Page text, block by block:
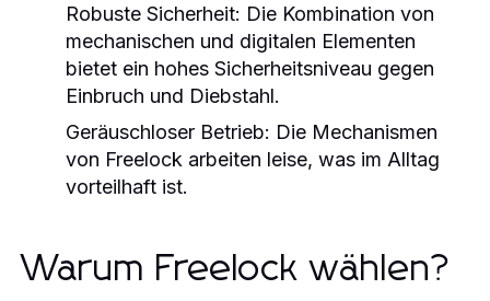
Robuste Sicherheit: Die Kombination von
mechanischen und digitalen Elementen
bietet ein hohes Sicherheitsniveau gegen
Einbruch und Diebstahl.
Geräuschloser Betrieb: Die Mechanismen
von Freelock arbeiten leise, was im Alltag
vorteilhaft ist.
Warum Freelock wählen?